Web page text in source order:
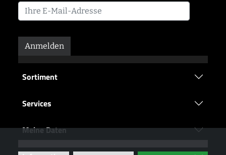
Anmelden
Sortiment
Services
Meine Daten